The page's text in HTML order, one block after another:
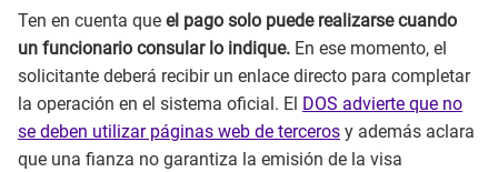
Ten en cuenta que el pago solo puede realizarse cuando
un funcionario consular lo indique. En ese momento, el
solicitante deberá recibir un enlace directo para completar
la operación en el sistema oficial. El DOS advierte que no
se deben utilizar páginas web de terceros y además aclara
que una fianza no garantiza la emisión de la visa